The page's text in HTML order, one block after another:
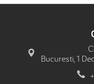
Bucuresti, 1